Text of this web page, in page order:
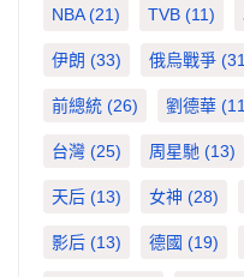
NBA(21) TVB (11)
伊朗 (33) 俄烏戰爭
前總統 (26) 劉德華
台灣 (25) 周星馳 (13)
天后 (13) 女神 (28)
影后 (13) 德國 (19)